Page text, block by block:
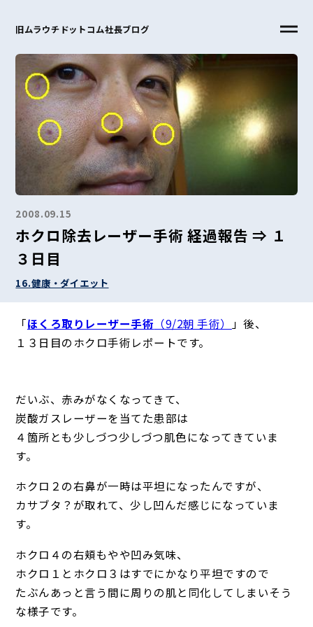
旧ムラウチドットコム社長ブログ
2008.09.15
ホクロ除去レーザー手術 経過報告 ⇒ １
３日目
16.健康・ダイエット
「ほくろ取りレーザー手術 （9/2朝 手術）
」後、
１３日目のホクロ手術レポートです。
だいぶ、赤みがなくなってきて、
炭酸ガスレーザーを当てた患部は
４箇所とも少しづつ少しづつ肌色になってきていま
す。
ホクロ２の右鼻が一時は平坦になったんですが、
カサブタ？が取れて、少し凹んだ感じになっていま
す。
ホクロ４の右頬もやや凹み気味、
ホクロ１とホクロ３はすでにかなり平坦ですので
たぶんあっと言う間に周りの肌と同化してしまいそう
な様子です。